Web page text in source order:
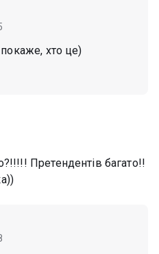
покаже, хто це)
Претендентів багато!!